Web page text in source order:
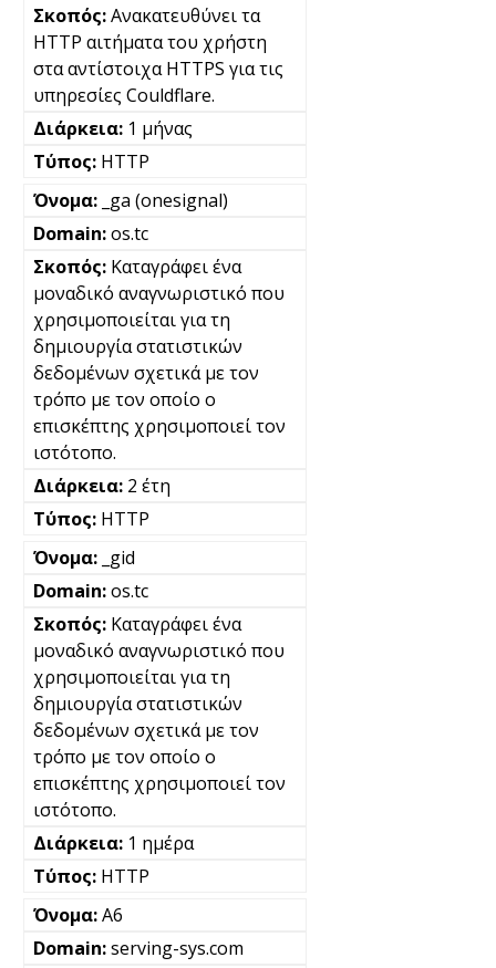
Ανακατευθύνει τα
HTTP αιτήματα του χρήστη
στα αντίστοιχα HTTPS για τις
υπηρεσίες Couldflare.
1 μήνας
HTTP
_ga (onesignal)
os.tc
Καταγράφει ένα
μοναδικό αναγνωριστικό που
χρησιμοποιείται για τη
δημιουργία στατιστικών
δεδομένων σχετικά με τον
τρόπο με τον οποίο ο
επισκέπτης χρησιμοποιεί τον
ιστότοπο.
2 έτη
HTTP
_gid
os.tc
Καταγράφει ένα
μοναδικό αναγνωριστικό που
χρησιμοποιείται για τη
δημιουργία στατιστικών
δεδομένων σχετικά με τον
τρόπο με τον οποίο ο
επισκέπτης χρησιμοποιεί τον
ιστότοπο.
1 ημέρα
HTTP
A6
serving-sys.com